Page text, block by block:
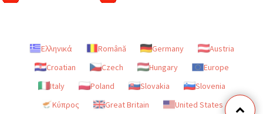
Ελληνικά Română Germany
Austria
Croatian
Czech Hungary
Europe
Italy
Poland Slovakia
Slovenia
Κύπρος
Great Britain United States